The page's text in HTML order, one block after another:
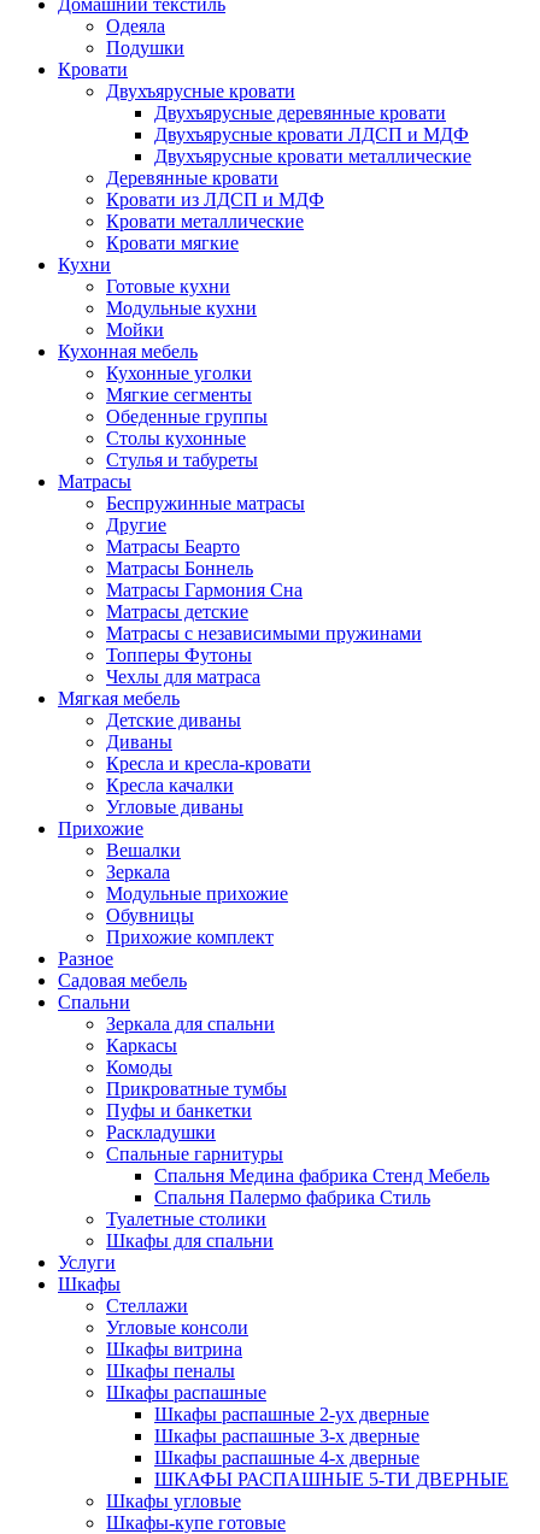
Домашний текстиль
Одеяла
Подушки
Кровати
Двухъярусные кровати
Двухъярусные деревянные кровати
Двухъярусные кровати ЛДСП и МДФ
Двухъярусные кровати металлические
Деревянные кровати
Кровати из ЛДСП и МДФ
Кровати металлические
Кровати мягкие
Кухни
Готовые кухни
Модульные кухни
Мойки
Кухонная мебель
Кухонные уголки
Мягкие сегменты
Обеденные группы
Столы кухонные
Стулья и табуреты
Матрасы
Беспружинные матрасы
Другие
Матрасы Беарто
Матрасы Боннель
Матрасы Гармония Сна
Матрасы детские
Матрасы с независимыми пружинами
Топперы Футоны
Чехлы для матраса
Мягкая мебель
Детские диваны
Диваны
Кресла и кресла-кровати
Кресла качалки
Угловые диваны
Прихожие
Вешалки
Зеркала
Модульные прихожие
Обувницы
Прихожие комплект
Разное
Садовая мебель
Спальни
Зеркала для спальни
Каркасы
Комоды
Прикроватные тумбы
Пуфы и банкетки
Раскладушки
Спальные гарнитуры
Спальня Медина фабрика Стенд Мебель
Спальня Палермо фабрика Стиль
Туалетные столики
Шкафы для спальни
Услуги
Шкафы
Стеллажи
Угловые консоли
Шкафы витрина
Шкафы пеналы
Шкафы распашные
Шкафы распашные 2-ух дверные
Шкафы распашные 3-х дверные
Шкафы распашные 4-х дверные
ШКАФЫ РАСПАШНЫЕ 5-ТИ ДВЕРНЫЕ
Шкафы угловые
Шкафы-купе готовые